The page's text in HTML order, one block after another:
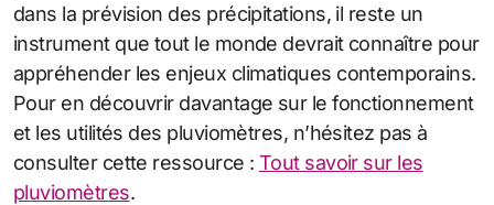
dans la prévision des précipitations, il reste un
instrument que tout le monde devrait connaître pour
appréhender les enjeux climatiques contemporains.
Pour en découvrir davantage sur le fonctionnement
et les utilités des pluviomètres, n’hésitez pas à
consulter cette ressource : Tout savoir sur les
pluviomètres.